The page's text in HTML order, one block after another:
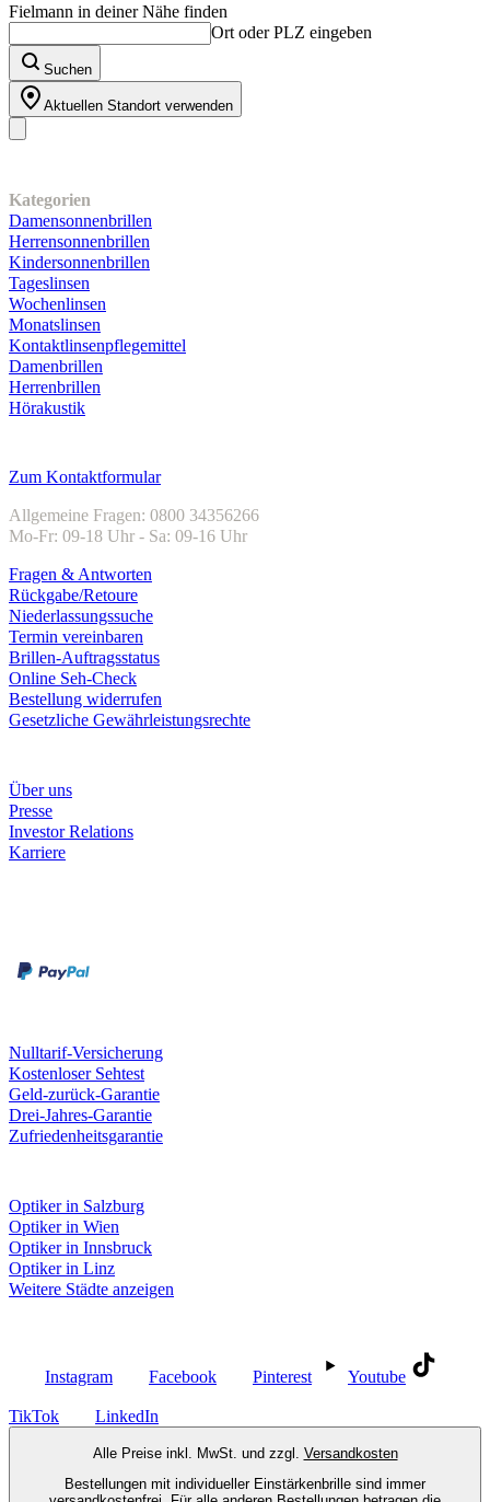
Fielmann in deiner Nähe finden
Ort oder PLZ eingeben
Suchen
Aktuellen Standort verwenden
Kategorien
Damensonnenbrillen
Herrensonnenbrillen
Kindersonnenbrillen
Tageslinsen
Wochenlinsen
Monatslinsen
Kontaktlinsenpflegemittel
Damenbrillen
Herrenbrillen
Hörakustik
Zum Kontaktformular
Allgemeine Fragen: 0800 34356266
Mo-Fr: 09-18 Uhr - Sa: 09-16 Uhr
Fragen & Antworten
Rückgabe/Retoure
Niederlassungssuche
Termin vereinbaren
Brillen-Auftragsstatus
Online Seh-Check
Bestellung widerrufen
Gesetzliche Gewährleistungsrechte
Über uns
Presse
Investor Relations
Karriere
Nulltarif-Versicherung
Kostenloser Sehtest
Geld-zurück-Garantie
Drei-Jahres-Garantie
Zufriedenheitsgarantie
Optiker in Salzburg
Optiker in Wien
Optiker in Innsbruck
Optiker in Linz
Weitere Städte anzeigen
Instagram Facebook Pinterest Youtube
TikTok LinkedIn
Alle Preise inkl. MwSt. und zzgl. Versandkosten
Bestellungen mit individueller Einstärkenbrille sind immer